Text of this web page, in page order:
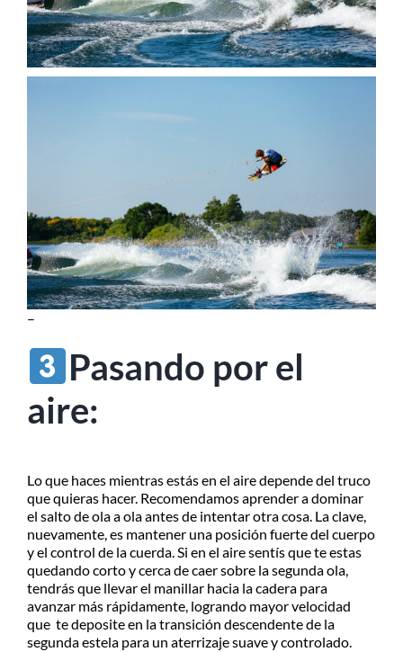
–
Pasando por el
aire:
Lo que haces mientras estás en el aire depende del truco
que quieras hacer. Recomendamos aprender a dominar
el salto de ola a ola antes de intentar otra cosa. La clave,
nuevamente, es mantener una posición fuerte del cuerpo
y el control de la cuerda. Si en el aire sentís que te estas
quedando corto y cerca de caer sobre la segunda ola,
tendrás que llevar el manillar hacia la cadera para
avanzar más rápidamente, logrando mayor velocidad
que te deposite en la transición descendente de la
segunda estela para un aterrizaje suave y controlado.